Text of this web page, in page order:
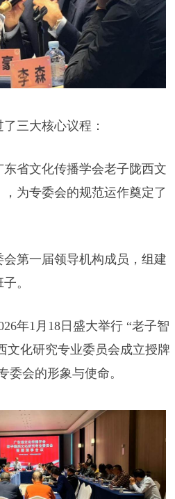
三大核心议程：
省文化传播学会老子陇西文
为专委会的规范运作奠定了
第一届领导机构成员，组建
。
年1月18日盛大举行 “老子智
化研究专业委员会成立授牌
委会的形象与使命。